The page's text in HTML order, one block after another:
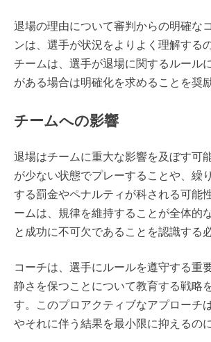
退場の理由について審判からの明確な
ンは、選手が状況をよりよく理解する
チームは、選手が退場に関するルール
がある場合は明確化を求めることを奨
チームへの影響
退場はチームに重大な影響を及ぼす可
が少ない状態でプレーすることや、繰
する罰金やペナルティが科される可能
ームは、規律を維持することが全体的
と成功に不可欠であることを認識する
コーチは、選手にルールを遵守する重
静さを保つことについて教育する戦略
す。このプロアクティブなアプローチ
やそれに伴う結果を最小限に抑えるの